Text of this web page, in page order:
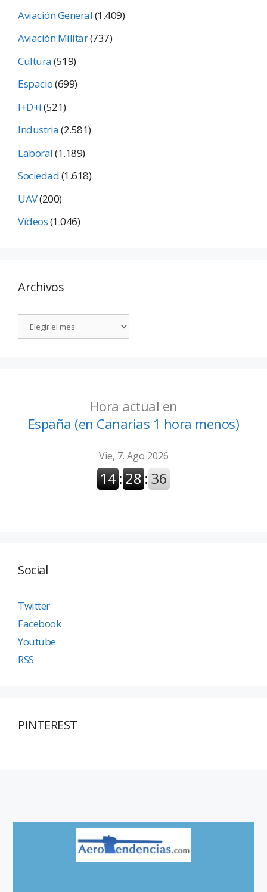
Aviación General(1.409)
Aviación Militar(737)
Cultura(519)
Espacio(699)
I+D+i(521)
Industria(2.581)
Laboral(1.189)
Sociedad(1.618)
UAV(200)
Vídeos(1.046)
Archivos
Hora actual en
España (en Canarias 1 hora menos)
Social
Twitter
Facebook
Youtube
RSS
PINTEREST